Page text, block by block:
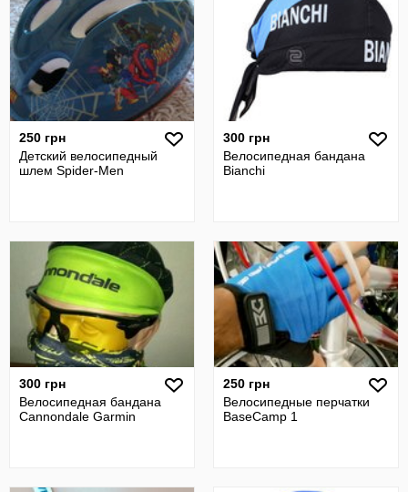
250 грн
Детский велосипедный
шлем Spider-Men
300 грн
Велосипедная бандана
Bianchi
300 грн
Велосипедная бандана
Cannondale Garmin
250 грн
Велосипедные перчатки
BaseCamp 1